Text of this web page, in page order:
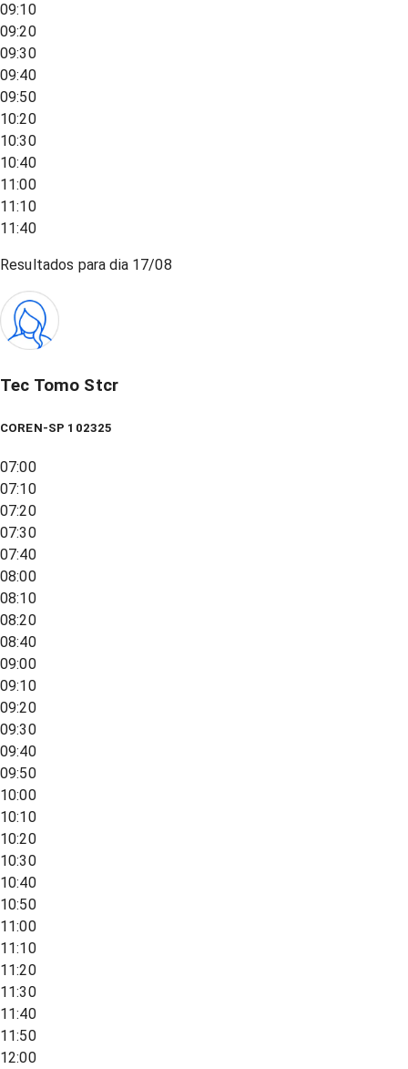
09:10
09:20
09:30
09:40
09:50
10:20
10:30
10:40
11:00
11:10
11:40
Resultados para dia 17/08
Tec Tomo Stcr
COREN-SP 102325
07:00
07:10
07:20
07:30
07:40
08:00
08:10
08:20
08:40
09:00
09:10
09:20
09:30
09:40
09:50
10:00
10:10
10:20
10:30
10:40
10:50
11:00
11:10
11:20
11:30
11:40
11:50
12:00